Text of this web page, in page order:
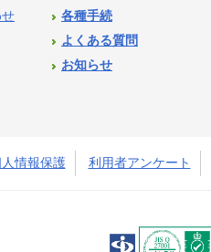
各種手続
よくある質問
お知らせ
情報保護 利用者アンケート